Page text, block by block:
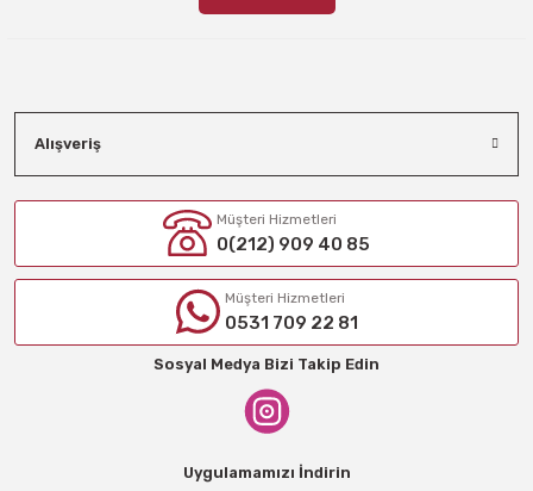
Alışveriş
Müşteri Hizmetleri
0(212) 909 40 85
Müşteri Hizmetleri
0531 709 22 81
Sosyal Medya Bizi Takip Edin
Uygulamamızı İndirin